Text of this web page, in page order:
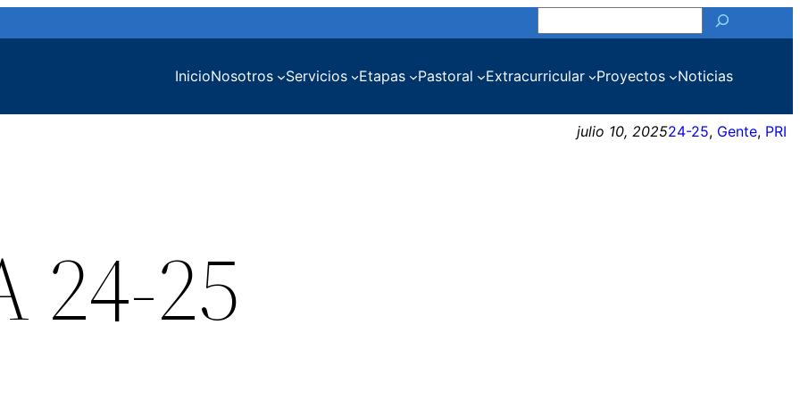
InicioNosotros Servicios Etapas Pastoral Extracurricular Proyectos Noticias
julio 10, 202524-25, Gente, PRI
24-25